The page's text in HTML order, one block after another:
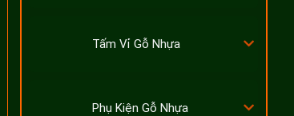
Tấm Vỉ Gỗ Nhựa
Phụ Kiện Gỗ Nhựa